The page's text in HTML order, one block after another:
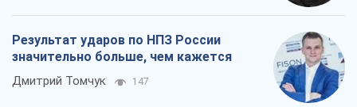
Результат ударов по НПЗ России
значительно больше, чем кажется
Дмитрий Томчук 147